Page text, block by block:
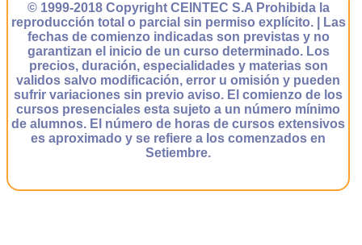
© 1999-2018 Copyright CEINTEC S.A Prohibida la
reproducción total o parcial sin permiso explícito. | Las
fechas de comienzo indicadas son previstas y no
garantizan el inicio de un curso determinado. Los
precios, duración, especialidades y materias son
validos salvo modificación, error u omisión y pueden
sufrir variaciones sin previo aviso. El comienzo de los
cursos presenciales esta sujeto a un número mínimo
de alumnos. El número de horas de cursos extensivos
es aproximado y se refiere a los comenzados en
Setiembre.